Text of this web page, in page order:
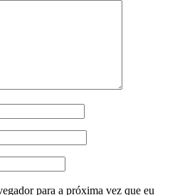
para a próxima vez que eu